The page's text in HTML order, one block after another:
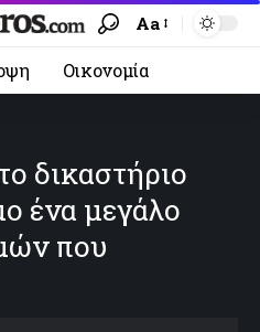
Aa
Οικονομία
δικαστήριο
ένα μεγάλο
που